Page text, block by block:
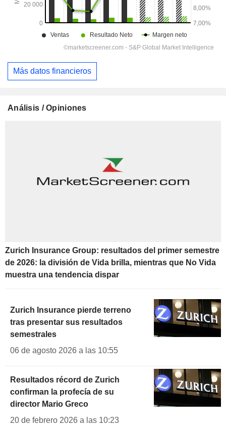
Más datos financieros
Análisis / Opiniones
Zurich Insurance Group: resultados del primer semestre
de 2026: la división de Vida brilla, mientras que No Vida
muestra una tendencia dispar
Zurich Insurance pierde terreno
tras presentar sus resultados
semestrales
06 de agosto 2026 a las 10:55
Resultados récord de Zurich
confirman la profecía de su
director Mario Greco
20 de febrero 2026 a las 10:23